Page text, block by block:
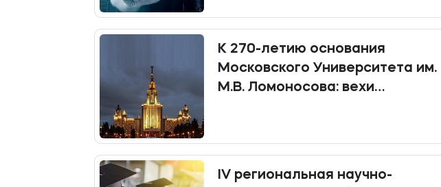
К 270-летию основания
Московского Университета им.
М.В. Ломоносова: вехи
IV региональная научно-